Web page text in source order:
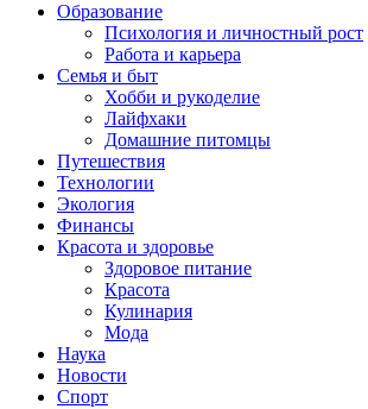
Образование
Психология и личностный рост
Работа и карьера
Семья и быт
Хобби и рукоделие
Лайфхаки
Домашние питомцы
Путешествия
Технологии
Экология
Финансы
Красота и здоровье
Здоровое питание
Красота
Кулинария
Мода
Наука
Новости
Спорт